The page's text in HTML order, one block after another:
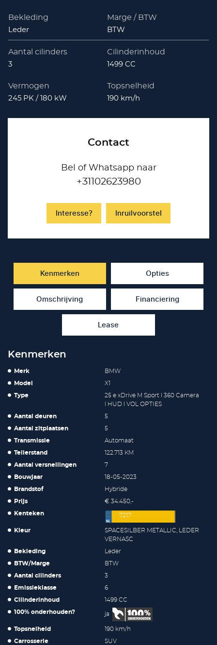
Bekleding
Leder
Marge / BTW
BTW
Aantal cilinders
3
Cilinderinhoud
1499 CC
Vermogen
245 PK / 180 kW
Topsnelheid
190 km/h
Contact
Bel of Whatsapp naar
+31102623980
Interesse? Inruilvoorstel
Kenmerken Opties
Omschrijving Financiering
Lease
Kenmerken
Merk BMW
Model X1
Type
25 e xDrive M Sport l 360 Camera
l HUD l VOL OPTIES
Aantal deuren 5
Aantal zitplaatsen 5
Transmissie Automaat
Tellerstand 122.713 KM
Aantal versnellingen 7
Bouwjaar 18-05-2023
Brandstof Hybride
Prijs € 34.450,-
Kenteken 7217
Kleur
SPACESILBER METALLIC, LEDER
VERNASC
Bekleding Leder
BTW/Marge BTW
Aantal cilinders 3
Emissieklasse 6
Cilinderinhoud 1499 CC
100% onderhouden? ja
Topsnelheid 190 km/h
Carrosserie SUV